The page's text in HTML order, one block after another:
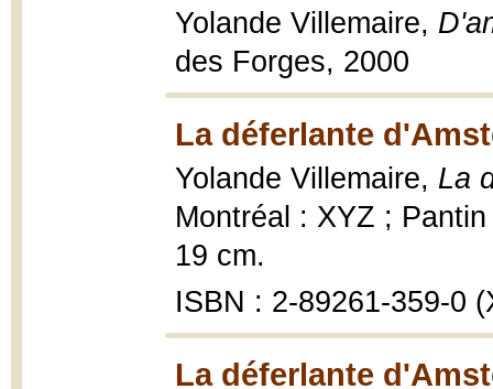
Yolande Villemaire,
des Forges, 2000
La déferlante
Yolande Villemaire, La
Montréal : XYZ ;
19 cm.
ISBN : 2-89261-359-0
La déferlante